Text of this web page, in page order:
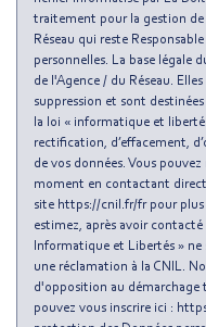
traitement pour la gestion
Réseau qui reste
personnelles. La base légale
de l'Agence / du Réseau.
suppression et sont
la loi « informatique et
rectification, d’effacement,
de vos données. Vous
moment en contactant
site https://cnil.fr/fr pour plus
estimez, après avoir
Informatique et Libertés » ne
une réclamation à la CNIL.
d'opposition au démarchage
pouvez vous inscrire ici :